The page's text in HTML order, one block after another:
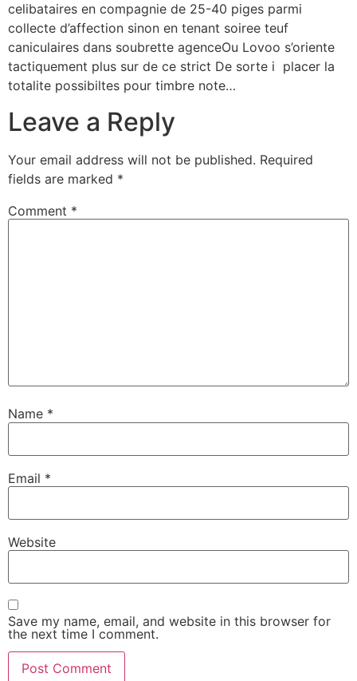
celibataires en compagnie de 25-40 piges parmi
collecte d’affection sinon en tenant soiree teuf
caniculaires dans soubrette agenceOu Lovoo s’oriente
tactiquement plus sur de ce strict De sorte i placer la
totalite possibiltes pour timbre note…
Leave a Reply
Your email address will not be published. Required
fields are marked *
Comment *
Name *
Email *
Website
Save my name, email, and website in this browser for
the next time I comment.